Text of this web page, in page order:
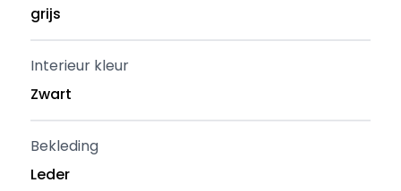
grijs
Interieur kleur
Zwart
Bekleding
Leder